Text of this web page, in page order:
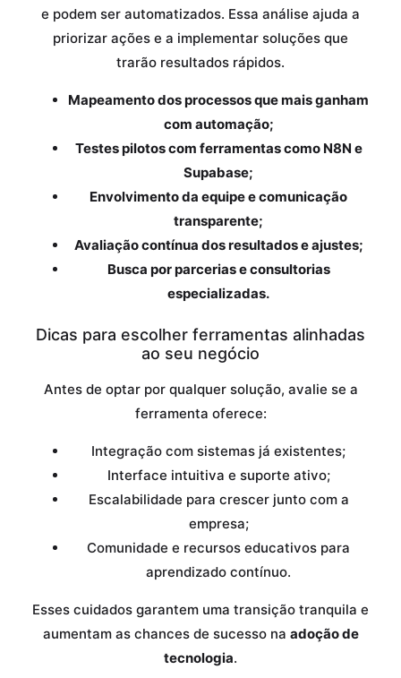
e podem ser automatizados. Essa análise ajuda a
priorizar ações e a implementar soluções que
trarão resultados rápidos.
Mapeamento dos processos que mais ganham
com automação;
Testes pilotos com ferramentas como N8N e
Supabase;
Envolvimento da equipe e comunicação
transparente;
Avaliação contínua dos resultados e ajustes;
Busca por parcerias e consultorias
especializadas.
Dicas para escolher ferramentas alinhadas
ao seu negócio
Antes de optar por qualquer solução, avalie se a
ferramenta oferece:
Integração com sistemas já existentes;
Interface intuitiva e suporte ativo;
Escalabilidade para crescer junto com a
empresa;
Comunidade e recursos educativos para
aprendizado contínuo.
Esses cuidados garantem uma transição tranquila e
aumentam as chances de sucesso na adoção de
tecnologia.